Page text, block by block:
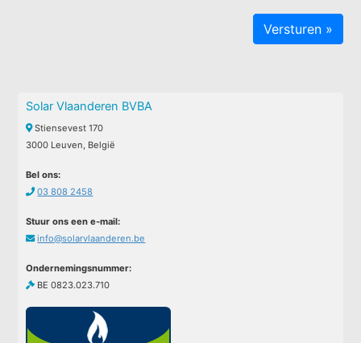
Solar Vlaanderen BVBA
Stiensevest 170
3000 Leuven, België
Bel ons:
03 808 2458
Stuur ons een e-mail:
info@solarvlaanderen.be
Ondernemingsnummer:
BE 0823.023.710